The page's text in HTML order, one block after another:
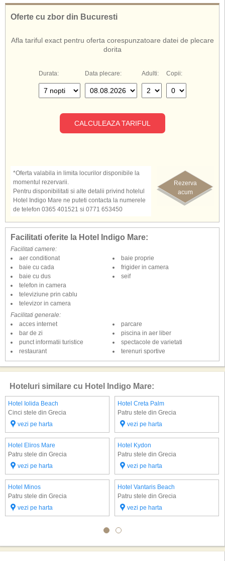
De asemenea, cunoscut si sub numele de:
Indigo Mare Hotel Creta
Oferte cu zbor din Bucuresti
Afla tariful exact pentru oferta corespunzatoare datei de plecare
dorita
Durata: Data plecare: Adulti: Copii:
CALCULEAZA TARIFUL
Rezerva
acum
*Oferta valabila in limita locurilor disponibile la
momentul rezervarii.
Pentru disponibilitati si alte detalii privind hotelul
Hotel Indigo Mare ne puteti contacta la numerele
de telefon 0365 401521 si 0771 653450
Facilitati oferite la Hotel Indigo Mare:
Facilitati camere:
aer conditionat
baie cu cada
baie cu dus
baie proprie
frigider in camera
seif
telefon in camera
televiziune prin cablu
televizor in camera
Facilitati generale:
acces internet
bar de zi
parcare
piscina in aer liber
punct informatii turistice
restaurant
spectacole de varietati
terenuri sportive
Hoteluri similare cu Hotel Indigo Mare:
Hotel Iolida Beach
Cinci stele din Grecia
vezi pe harta
Hotel Creta Palm
Patru stele din Grecia
vezi pe harta
Hotel Eliros Mare
Patru stele din Grecia
vezi pe harta
Hotel Kydon
Patru stele din Grecia
vezi pe harta
Hotel Minos
Patru stele din Grecia
vezi pe harta
Hotel Vantaris Beach
Patru stele din Grecia
vezi pe harta